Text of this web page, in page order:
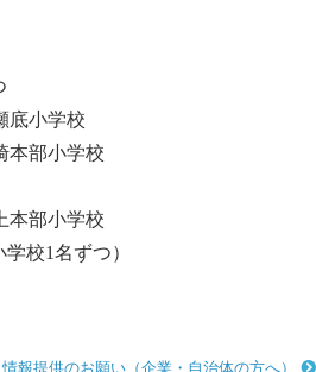
小学校
部小学校
部小学校
校1名ずつ）
情報提供のお願い（企業・自治体の方へ）